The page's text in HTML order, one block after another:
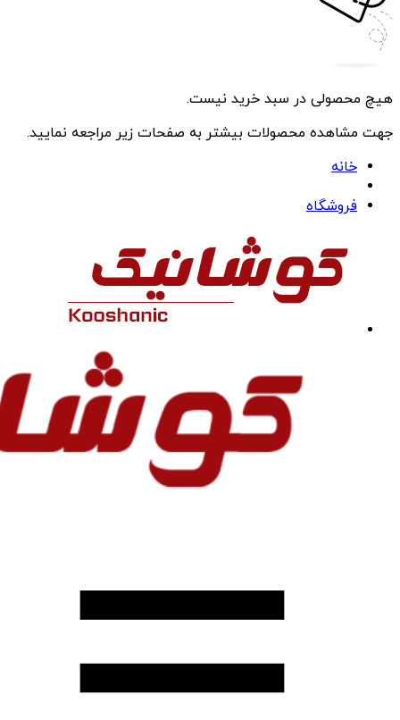
هیچ محصولی در سبد خرید نیست.
جهت مشاهده محصولات بیشتر به صفحات زیر مراجعه نمایید.
خانه
فروشگاه